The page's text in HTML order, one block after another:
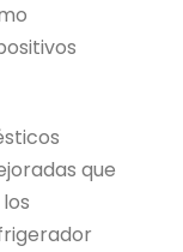
que